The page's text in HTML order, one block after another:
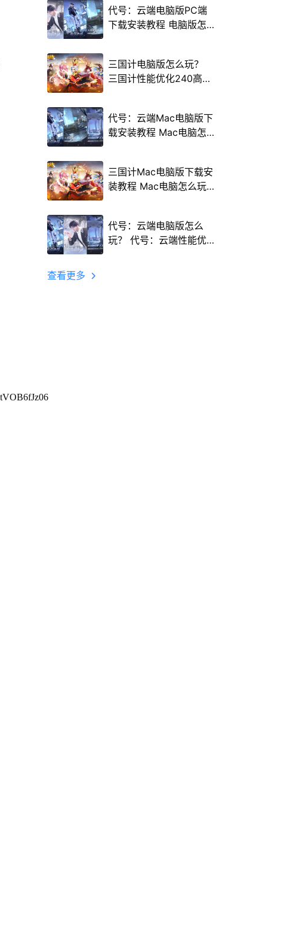
代号：云端电脑版PC端
下载安装教程 电脑版怎
三国计电脑版怎么玩？
三国计性能优化240高帧
代号：云端Mac电脑版下
载安装教程 Mac电脑怎
三国计Mac电脑版下载安
装教程 Mac电脑怎么玩
代号：云端电脑版怎么
玩？ 代号：云端性能优
查看更多